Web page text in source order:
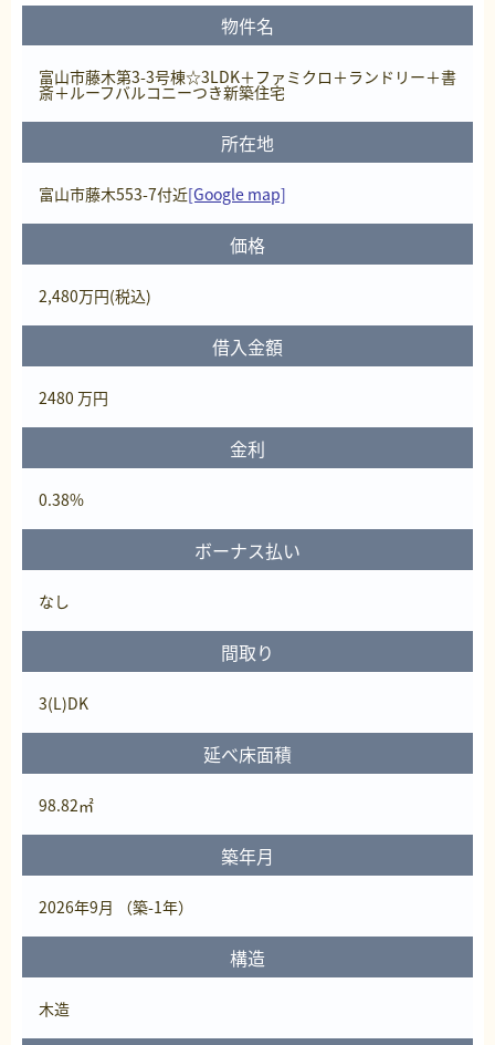
物件名
富山市藤木第3-3号棟☆3LDK＋ファミクロ＋ランドリー＋書
斎＋ルーフバルコニーつき新築住宅
所在地
富山市藤木553-7付近[Google map]
価格
2,480万円(税込)
借入金額
2480 万円
金利
0.38%
ボーナス払い
なし
間取り
3(L)DK
延べ床面積
98.82㎡
築年月
2026年9月 （築-1年）
構造
木造